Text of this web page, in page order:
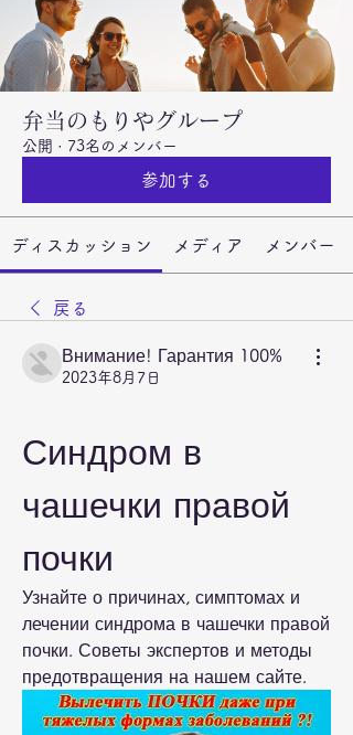
弁当のもりやグループ
公開 · 73名のメンバー
参加する
ディスカッション メディア メンバー
戻る
Внимание! Гарантия 100%
2023年8月7日
Синдром в
чашечки правой
почки
Узнайте о причинах, симптомах и
лечении синдрома в чашечки правой
почки. Советы экспертов и методы
предотвращения на нашем сайте.